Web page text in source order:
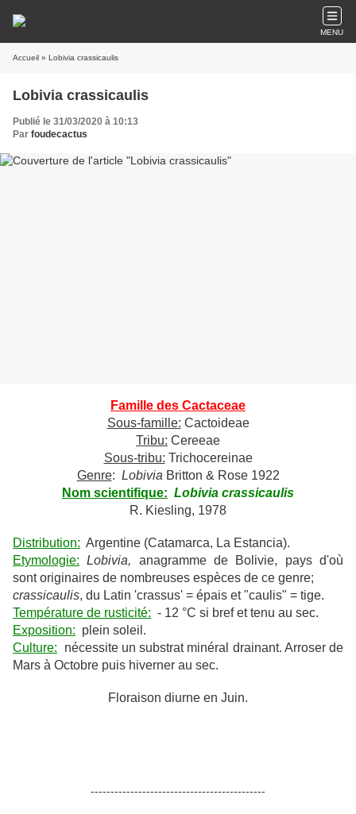
MENU
Accueil » Lobivia crassicaulis
Lobivia crassicaulis
Publié le 31/03/2020 à 10:13
Par foudecactus
Famille des Cactaceae
Sous-famille: Cactoideae
Tribu: Cereeae
Sous-tribu: Trichocereinae
Genre: Lobivia Britton & Rose 1922
Nom scientifique: Lobivia crassicaulis
R. Kiesling, 1978
Distribution: Argentine (Catamarca, La Estancia).
Etymologie:
Lobivia, anagramme de Bolivie, pays d'où
sont originaires de nombreuses espèces de ce genre;
crassicaulis, du Latin 'crassus' = épais et "caulis" = tige.
Température de rusticité: - 12 °C si bref et tenu au sec.
Exposition: plein soleil.
Culture: nécessite un substrat minéral drainant. Arroser de
Mars à Octobre puis hiverner au sec.
Floraison diurne en Juin.
--------------------------------------------